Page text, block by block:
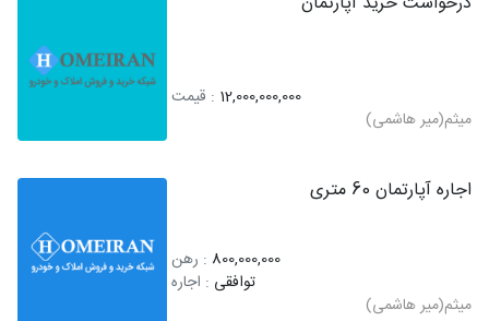
12,000,000,000 : قیمت
میثم(میر هاشمی)
اجاره آپارتمان 60 متری
800,000,000 : رهن
توافقی : اجاره
میثم(میر هاشمی)